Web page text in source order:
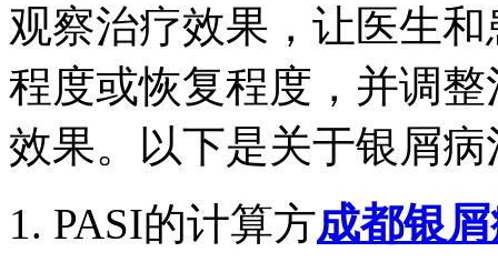
观察治疗效果，让医生
程度或恢复程度，并调
效果。以下是关于银屑
1. PASI的计算方成都银